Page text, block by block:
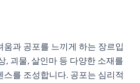
움과 공포를 느끼게 하는 장르입
, 괴물, 살인마 등 다양한 소재를
스를 조성합니다. 공포는 심리적